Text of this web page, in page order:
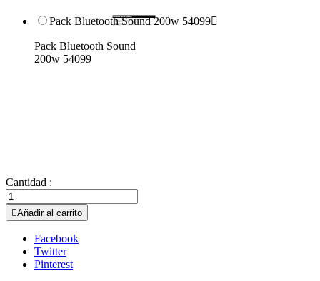
Pack Bluetooth Sound 200w 54099
Pack Bluetooth Sound
200w 54099
Cantidad :
Añadir al carrito
Facebook
Twitter
Pinterest